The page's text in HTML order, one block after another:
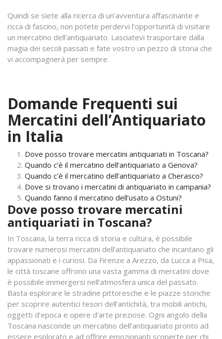
Quindi se siete alla ricerca di un’avventura affascinante e
ricca di fascino, non potete perdervi l’opportunità di visitare
un mercatino dell’antiquariato. Lasciatevi trasportare dalla
magia dei secoli passati e fate vostro un pezzo di storia che
vi accompagnerà per sempre.
Domande Frequenti sui
Mercatini dell’Antiquariato
in Italia
Dove posso trovare mercatini antiquariati in Toscana?
Quando c’è il mercatino dell’antiquariato a Genova?
Quando c’è il mercatino dell’antiquariato a Cherasco?
Dove si trovano i mercatini di antiquariato in campania?
Quando fanno il mercatino dell’usato a Ostuni?
Dove posso trovare mercatini
antiquariati in Toscana?
In Toscana, la terra ricca di storia e cultura, è possibile
trovare numerosi mercatini dell’antiquariato che incantano gli
appassionati e i curiosi. Da Firenze a Arezzo, da Lucca a Pisa,
le città toscane offrono una vasta gamma di mercatini dove
è possibile immergersi nell’atmosfera unica del passato.
Basta esplorare le stradine pittoresche e le piazze storiche
per scoprire autentici tesori dell’antichità, tra mobili antichi,
oggetti d’epoca e opere d’arte preziose. Ogni angolo della
Toscana nasconde un mercatino dell’antiquariato pronto ad
essere esplorato e ad offrire emozionanti scoperte per chi